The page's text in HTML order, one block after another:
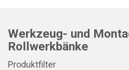
Werkzeug- und
Rollwerkbänke
Produktfilter